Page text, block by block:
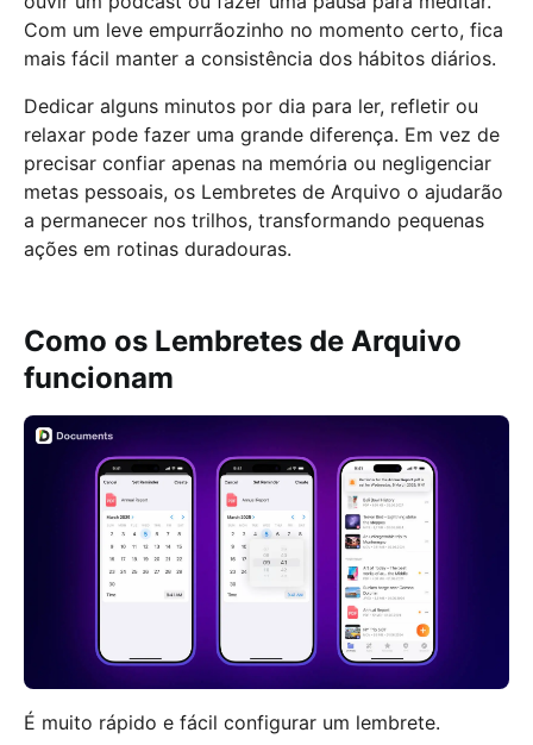
Com um leve empurrãozinho no momento certo, fica
mais fácil manter a consistência dos hábitos diários.
Dedicar alguns minutos por dia para ler, refletir ou
relaxar pode fazer uma grande diferença. Em vez de
precisar confiar apenas na memória ou negligenciar
metas pessoais, os Lembretes de Arquivo o ajudarão
a permanecer nos trilhos, transformando pequenas
ações em rotinas duradouras.
Como os Lembretes de Arquivo
funcionam
É muito rápido e fácil configurar um lembrete.